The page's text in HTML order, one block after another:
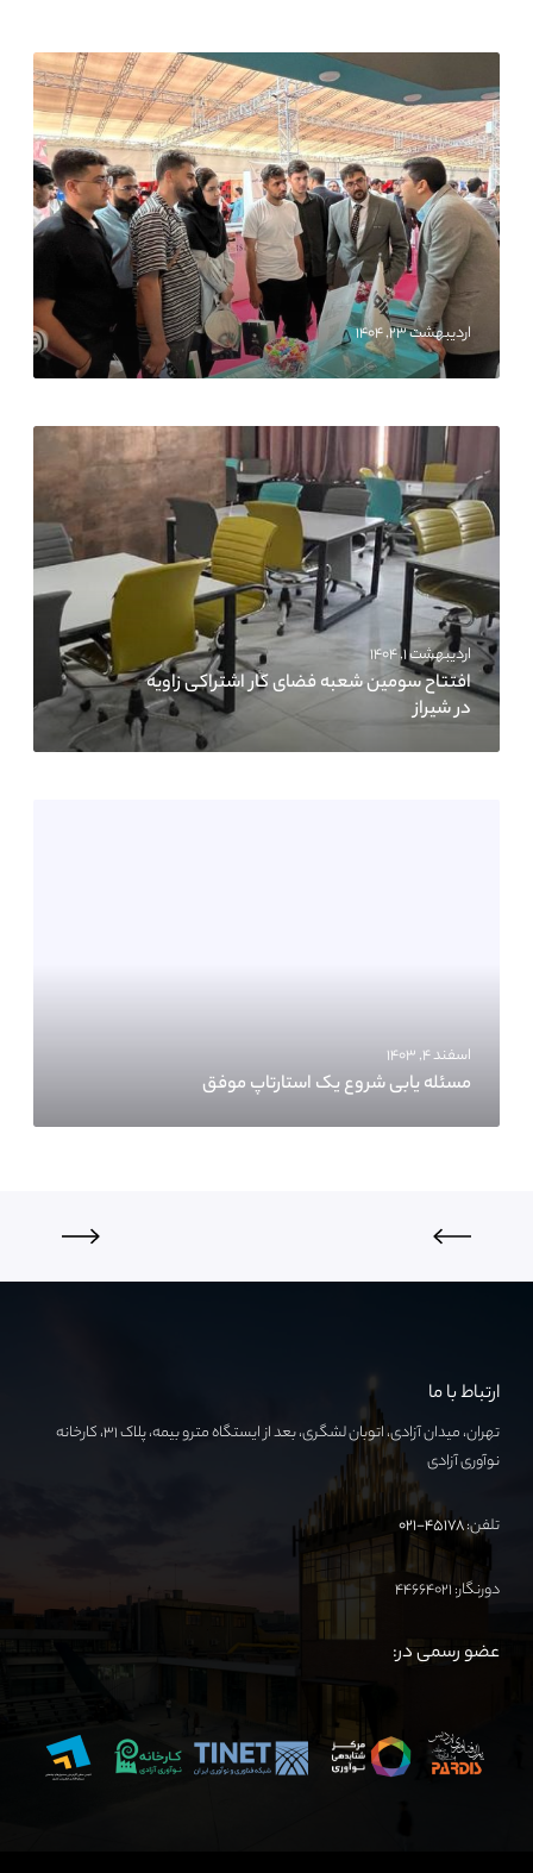
اردیبهشت ۲۳, ۱۴۰۴
اردیبهشت ۱, ۱۴۰۴
افتتاح سومین شعبه فضای کار اشتراکی زاویه
در شیراز
اسفند ۴, ۱۴۰۳
مسئله یابی شروع یک استارتاپ موفق
ارتباط با ما
تهران، میدان آزادی، اتوبان لشگری، بعد از ایستگاه مترو بیمه، پلاک ۳۱، کارخانه
نوآوری آزادی
تلفن:۴۵۱۷۸-۰۲۱
دورنگار: ۴۴۶۶۴۰۲۱
عضو رسمی در: